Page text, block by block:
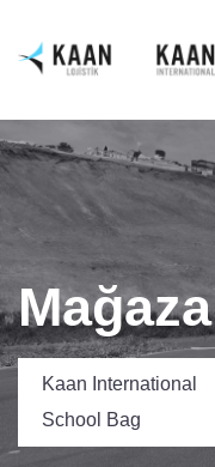
Mağaza
Kaan International
School Bag